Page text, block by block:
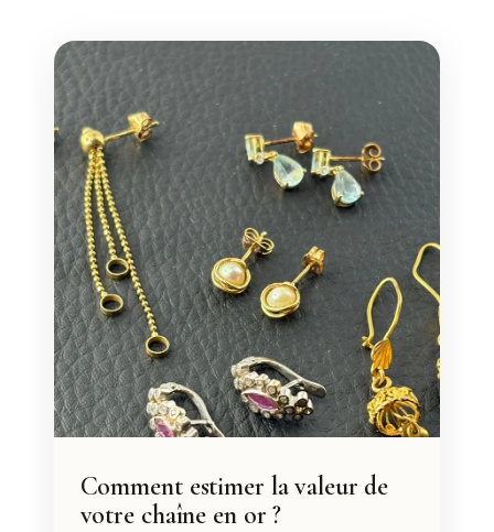
Comment estimer la valeur de
votre chaîne en or ?